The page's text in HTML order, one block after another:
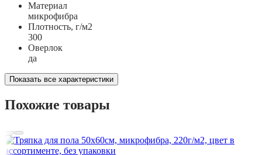
Материал
микрофибра
Плотность, г/м2
300
Оверлок
да
Показать все характеристики
Похожие товары